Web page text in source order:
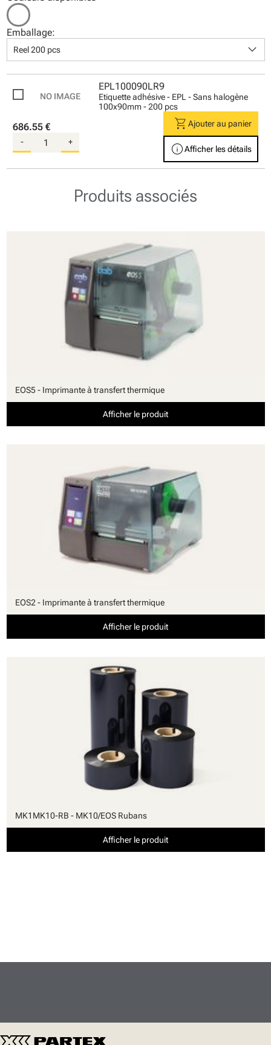
Emballage:
Reel 200 pcs keyboard_arrow_down
EPL100090LR9
Etiquette adhésive - EPL - Sans halogène
100x90mm - 200 pcs
686.55 €
- +
shopping_cart Ajouter au panier
infoAfficher les détails
Produits associés
EOS5 - Imprimante à transfert thermique
Afficher le produit
EOS2 - Imprimante à transfert thermique
Afficher le produit
MK1MK10-RB - MK10/EOS Rubans
Afficher le produit